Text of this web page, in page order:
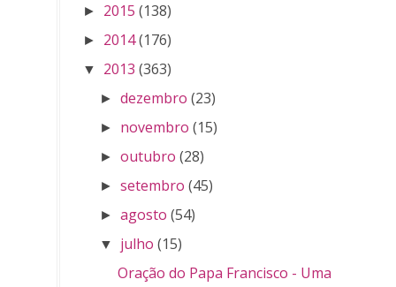
► 2015 (138)
► 2014(176)
▼ 2013 (363)
►dezembro (23)
► novembro (15)
►outubro (28)
►setembro (45)
►agosto (54)
▼ julho (15)
Oração do Papa Francisco - Uma